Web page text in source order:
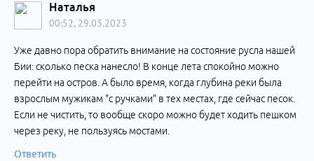
Наталья
00:52, 29.03.2023
Уже давно пора обратить внимание на состояние русла нашей
Бии: сколько песка нанесло! В конце лета спокойно можно
перейти на остров. А было время, когда глубина реки была
взрослым мужикам "с ручками" в тех местах, где сейчас песок.
Если не чистить, то вообще скоро можно будет ходить пешком
через реку, не пользуясь мостами.
Ответить